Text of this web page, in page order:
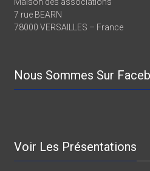
7 rue BEARN
78000 VERSAILLES – France
Nous Sommes Sur
Voir Les Présentations